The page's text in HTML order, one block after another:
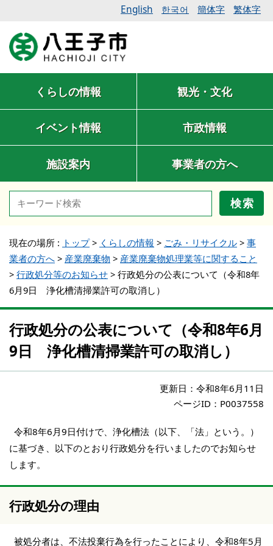
English 한국어 簡体字 繁体字
くらしの情報 観光・文化
イベント情報 市政情報
施設案内 事業者の方へ
検索
現在の場所 : トップ> くらしの情報 > ごみ・リサイクル > 事
業者の方へ > 産業廃棄物 > 産業廃棄物処理業等に関すること
> 行政処分等のお知らせ > 行政処分の公表について（令和8年
6月9日 浄化槽清掃業許可の取消し）
行政処分の公表について（令和8年6月
9日 浄化槽清掃業許可の取消し）
更新日： 令和8年6月11日
ページID：P0037558
令和8年6月9日付けで、浄化槽法（以下、「法」という。）
に基づき、以下のとおり行政処分を行いましたのでお知らせ
します。
行政処分の理由
被処分者は、不法投棄行為を行ったことにより、令和8年5月